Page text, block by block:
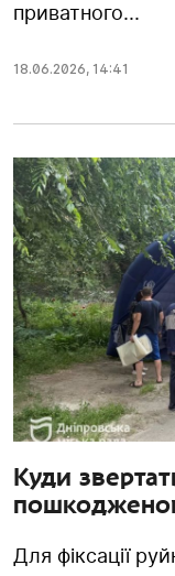
приватного...
18.06.2026, 14:41
Куди
Для фіксації